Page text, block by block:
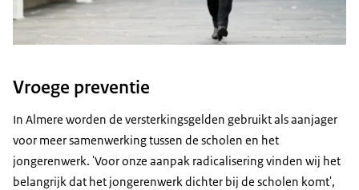
Vroege preventie
In Almere worden de versterkingsgelden gebruikt als aanjager
voor meer samenwerking tussen de scholen en het
jongerenwerk. 'Voor onze aanpak radicalisering vinden wij het
belangrijk dat het jongerenwerk dichter bij de scholen komt',